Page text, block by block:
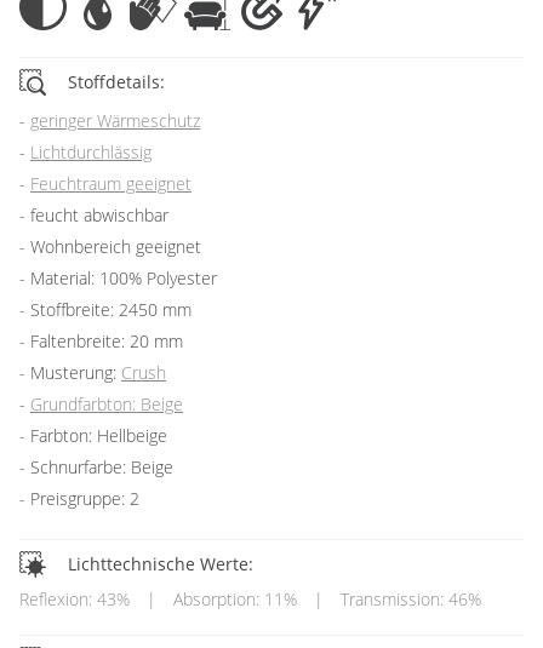
Stoffdetails:
geringer Wärmeschutz
Lichtdurchlässig
Feuchtraum geeignet
feucht abwischbar
Wohnbereich geeignet
Material: 100% Polyester
Stoffbreite: 2450 mm
Faltenbreite: 20 mm
Musterung: Crush
Grundfarbton: Beige
Farbton: Hellbeige
Schnurfarbe: Beige
Preisgruppe: 2
Lichttechnische Werte:
Reflexion: 43%
| Absorption: 11% | Transmission: 46%